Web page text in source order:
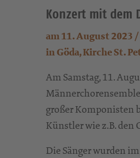
Konzert mit dem
am 11. August 2023
in Göda, Kirche St.
Am Samstag, 11.
großer Komponisten
Künstler wie z.B. den
Die Sänger wurden